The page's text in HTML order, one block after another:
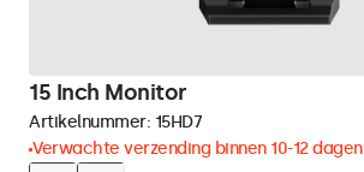
15 Inch Monitor
Artikelnummer: 15HD7
Verwachte verzending binnen 10-12 dagen